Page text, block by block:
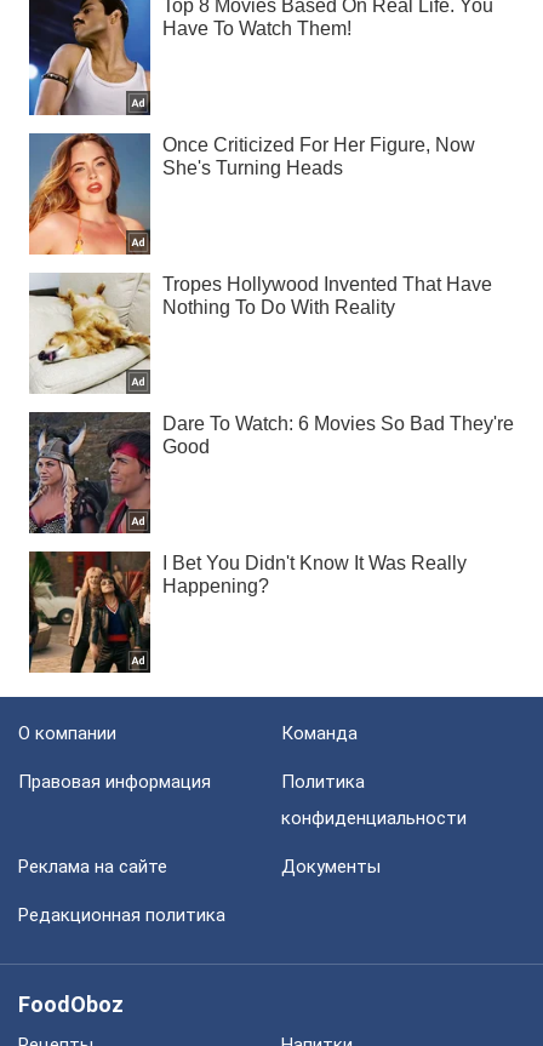
О компании Команда
Правовая информация
Политика
конфиденциальности
Реклама на сайте Документы
Редакционная политика
FoodOboz